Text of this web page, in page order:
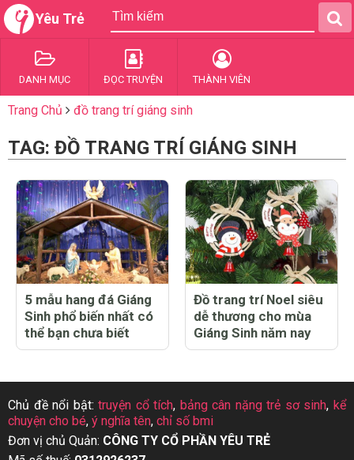
Yêu Trẻ
DANH MỤC ĐỌC TRUYỆN THÀNH VIÊN
Trang Chủ đồ trang trí giáng sinh
TAG: ĐỒ TRANG TRÍ GIÁNG SINH
5 mẫu hang đá Giáng
Sinh phổ biến nhất có
thể bạn chưa biết
Đồ trang trí Noel siêu
dễ thương cho mùa
Giáng Sinh năm nay
Chủ đề nổi bật:truyện cổ tích, bảng cân nặng trẻ sơ sinh,kể
chuyện cho bé, ý nghĩa tên, chỉ số bmi
Đơn vị chủ Quản: CÔNG TY CỔ PHẦN YÊU TRẺ